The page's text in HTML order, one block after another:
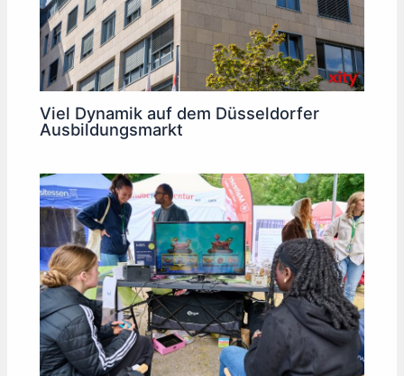
Viel Dynamik auf dem Düsseldorfer
Ausbildungsmarkt